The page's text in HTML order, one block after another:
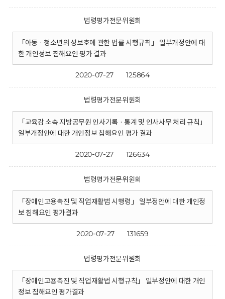
법령평가전문위원회
「아동 · 청소년의 성보호에 관한 법률 시행규칙」 일부개정안에 대
한 개인정보 침해요인 평가 결과
2020-07-27 125864
법령평가전문위원회
「교육감 소속 지방공무원 인사기록 · 통계 및 인사사무 처리 규칙」
일부개정안에 대한 개인정보 침해요인 평가 결과
2020-07-27 126634
법령평가전문위원회
「장애인고용촉진 및 직업재활법 시행령」 일부정안에 대한 개인정
보 침해요인 평가결과
2020-07-27 131659
법령평가전문위원회
「장애인고용촉진 및 직업재활법 시행규칙」 일부정안에 대한 개인
정보 침해요인 평가결과